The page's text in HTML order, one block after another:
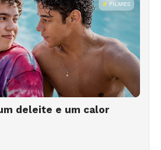
FILMES
deleite e um calor